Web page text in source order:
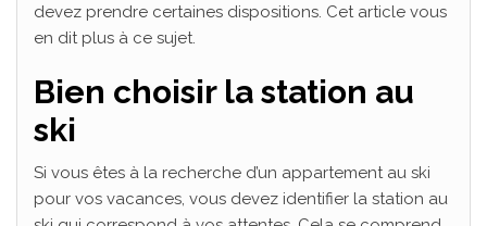
devez prendre certaines dispositions. Cet article vous
en dit plus à ce sujet.
Bien choisir la station au
ski
Si vous êtes à la recherche d’un appartement au ski
pour vos vacances, vous devez identifier la station au